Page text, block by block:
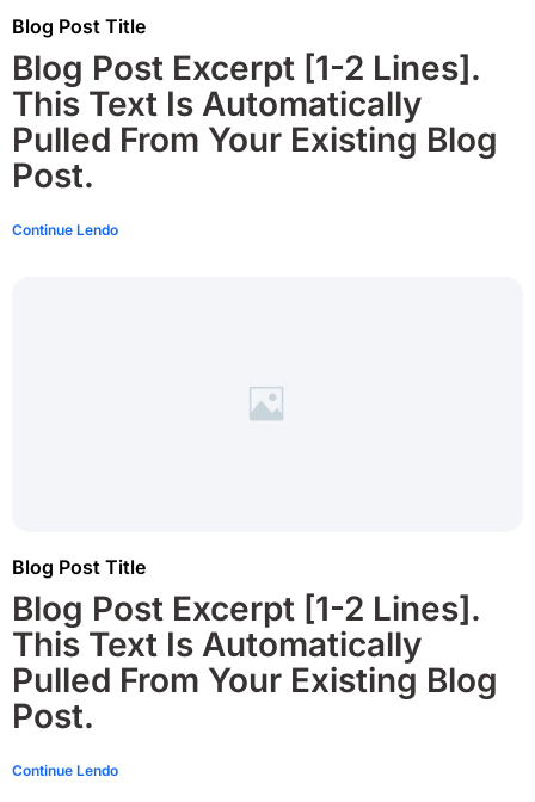
Blog Post Title
Blog Post Excerpt [1-2 Lines].
This Text Is Automatically
Pulled From Your Existing Blog
Post.
Continue Lendo
Blog Post Title
Blog Post Excerpt [1-2 Lines].
This Text Is Automatically
Pulled From Your Existing Blog
Post.
Continue Lendo